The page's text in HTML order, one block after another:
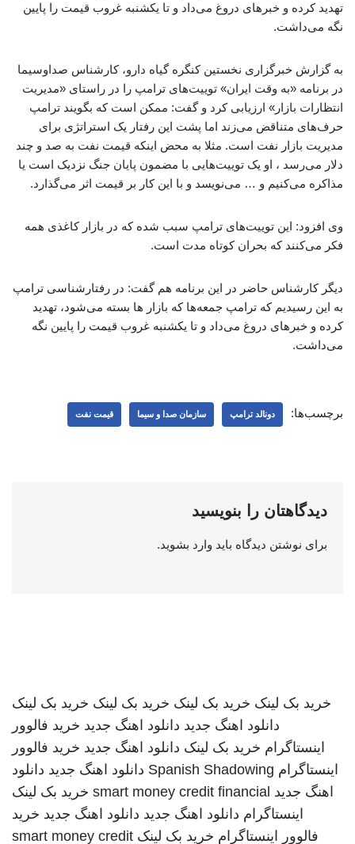
تهدید کرده و خبرهای دروغ می‌داد و تا یکشنبه غروب قیمت را پایین
نگه می‌داشت.
به گزارش خبرگزاری نخستین کنگره گیاه دارو، کارشناس صداوسیما
در برنامه «به وقت ایران» توییت‌های ترامپ را در راستای «مدیریت
انتظارات بازار» ارزیابی کرد و گفت: ممکن است که بگویند ترامپ
حرف‌های متناقض می‌زند اما پشت این رفتار یک استراتژی برای
مدیریت بازار نفت است. مثلا به محض اینکه قیمت نفت به صد و چند
دلار می‌رسد ، او یک توییت‌هایی با مضمون پایان جنگ نزدیک است یا
مذاکره می‌کنیم و … می‌نویسد و با این کار بر قیمت اثر می‌گذارد.
وی افزود: این توییت‌های ترامپ سبب شده که در بازار کاغذی همه
فکر می‌کنند که بحران کوتاه مدت است.
دیگر کارشناس حاضر در این برنامه هم گفت: در رفتارشناسی ترامپ
به این رسیدیم که ترامپ جمعه‌ها که بازار ها بسته می‌شود، تهدید
کرده و خبرهای دروغ می‌داد و تا یکشنبه غروب قیمت را پایین نگه
می‌داشت.
برچسب‌ها: دونالد ترامپ سازمان صدا و سیما قیمت نفت
دیدگاهتان را بنویسید
برای نوشتن دیدگاه باید وارد بشوید.
خرید بک لینک خرید بک لینک خرید بک لینک خرید بک لینک
دانلود اهنگ جدید دانلود اهنگ جدید خرید فالوور
اینستاگرام خرید بک لینک دانلود اهنگ جدید خرید فالوور
اینستاگرام Spanish Shadowing دانلود اهنگ جدید دانلود
اهنگ جدید smart money credit financial خرید بک لینک
اینستاگرام دانلود اهنگ جدید دانلود اهنگ جدید خرید
فالوور اینستاگرام خرید بک لینک smart money credit